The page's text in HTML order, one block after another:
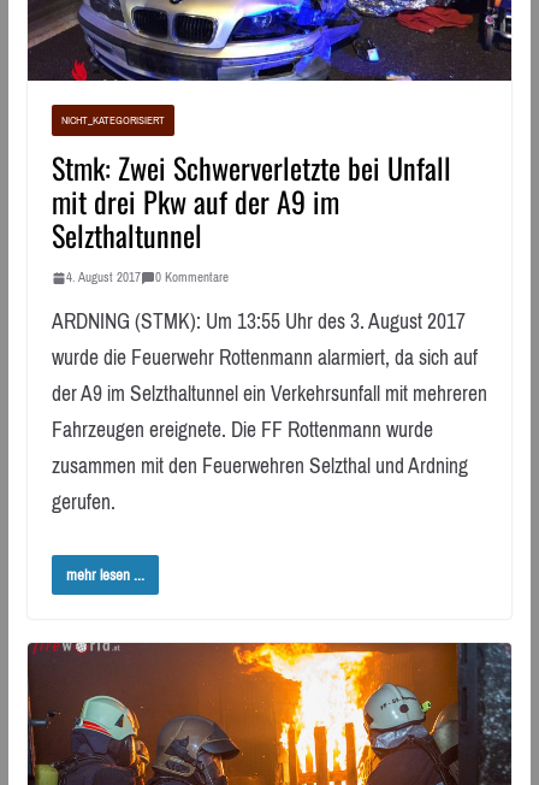
NICHT_KATEGORISIERT
Stmk: Zwei Schwerverletzte bei Unfall
mit drei Pkw auf der A9 im
Selzthaltunnel
4. August 2017 0 Kommentare
ARDNING (STMK): Um 13:55 Uhr des 3. August 2017
wurde die Feuerwehr Rottenmann alarmiert, da sich auf
der A9 im Selzthaltunnel ein Verkehrsunfall mit mehreren
Fahrzeugen ereignete. Die FF Rottenmann wurde
zusammen mit den Feuerwehren Selzthal und Ardning
gerufen.
mehr lesen ...